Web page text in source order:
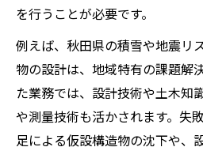
建設コンサルタント求
秋田県の転職市場で
有利な理由
仮設構造物設計に強
の成長機会
を行うことが必要です。
例えば、秋田県の積雪や地震リ
物の設計は、地域特有の課題解
た業務では、設計技術や土木知
や測量技術も活かされます。失
足による仮設構造物の沈下や、